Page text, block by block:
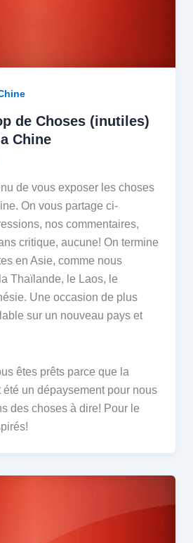
de Choses (inutiles)
Chine
de vous exposer les choses
On vous partage ci-
nos commentaires,
critique, aucune! On termine
en Asie, comme nous
Thaïlande, le Laos, le
Une occasion de plus
sur un nouveau pays et
êtes prêts parce que la
un dépaysement pour nous
des choses à dire! Pour le